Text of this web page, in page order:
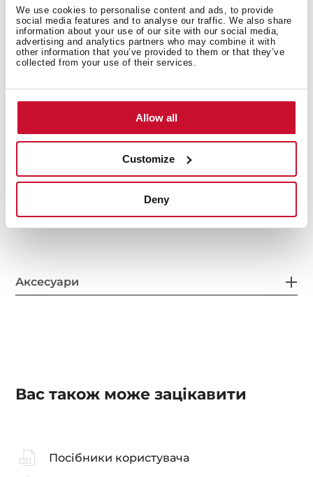
We use cookies to personalise content and ads, to provide
social media features and to analyse our traffic. We also share
information about your use of our site with our social media,
advertising and analytics partners who may combine it with
other information that you’ve provided to them or that they’ve
collected from your use of their services.
Allow all
Customize
Deny
Енергоспоживання
Система безпеки
Аксесуари
Вас також може зацікавити
Посібники користувача